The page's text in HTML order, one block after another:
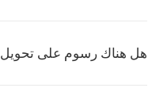
هل هناك رسوم على تحويل PGM؟